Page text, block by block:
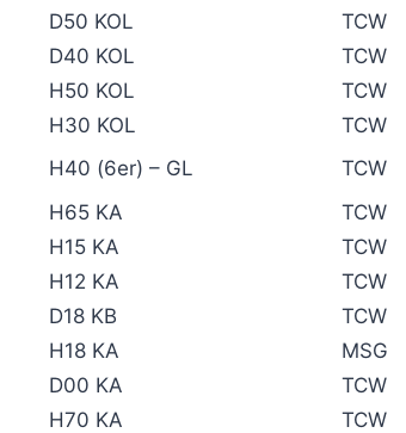
D50 KOL TCW
D40 KOL TCW
H50 KOL TCW
H30 KOL TCW
H40 (6er) – GL TCW
H65 KA TCW
H15 KA TCW
H12 KA TCW
D18 KB TCW
H18 KA MSG
D00 KA TCW
H70 KA TCW